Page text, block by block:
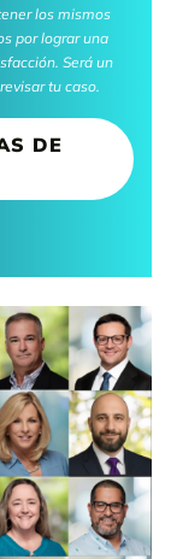
los mismos
por lograr una
Será un
tu caso.
DE